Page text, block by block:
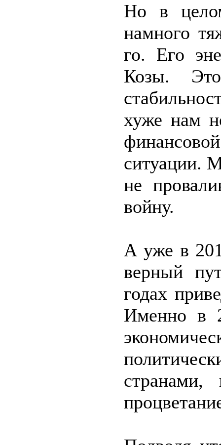
Но в
намного
го. Его
Козы.
хуже нам
ситуации.
не
войну.
А уже в
верный
годах
Именно в